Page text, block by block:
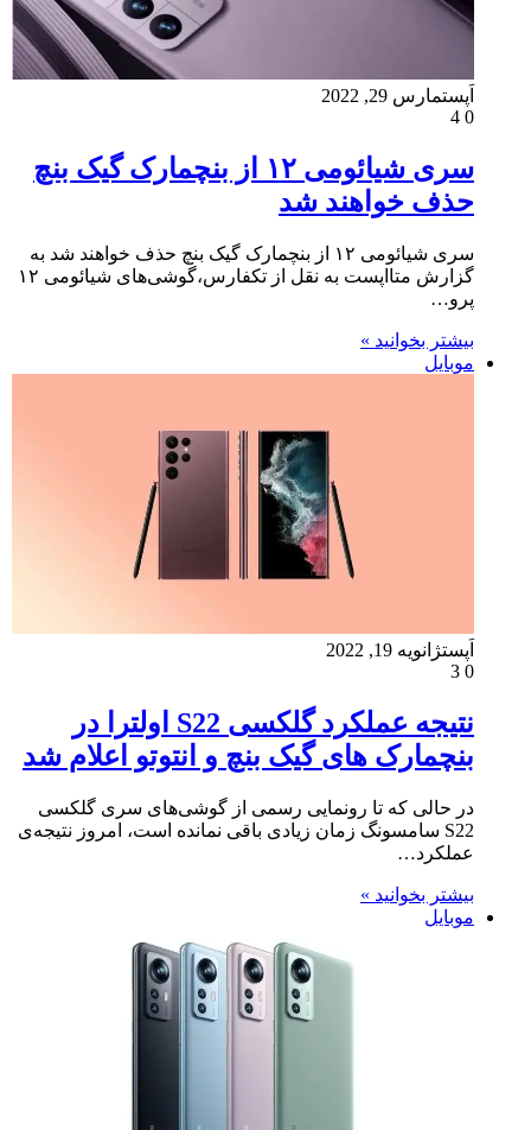
اَپستمارس 29, 2022
0
سری شیائومی ۱۲ از بنچمارک گیک بنچ
حذف خواهند شد
سری شیائومی ۱۲ از بنچمارک گیک بنچ حذف خواهند شد به
گزارش متااپست به نقل از تکفارس،گوشی‌های شیائومی ۱۲
پرو…
بیشتر بخوانید »
موبایل
اَپستژانویه 19, 2022
0
نتیجه عملکرد گلکسی S22 اولترا در
بنچمارک های گیک بنچ و انتوتو اعلام شد
در حالی که تا رونمایی رسمی از گوشی‌های سری گلکسی
S22 سامسونگ زمان زیادی باقی نمانده است، امروز نتیجه‌ی
عملکرد…
بیشتر بخوانید »
موبایل